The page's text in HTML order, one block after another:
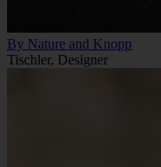
By Nature and Knopp
Tischler, Designer